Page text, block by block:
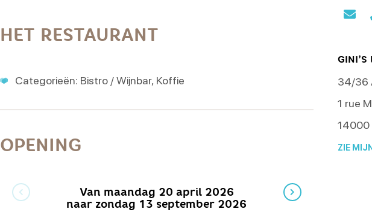
HET RESTAURANT
Categorieën: Bistro / Wijnbar, Koffie
OPENING
Van maandag 20 april 2026
naar zondag 13 september 2026
GINI’S
34/36
1 rue
14000
ZIE